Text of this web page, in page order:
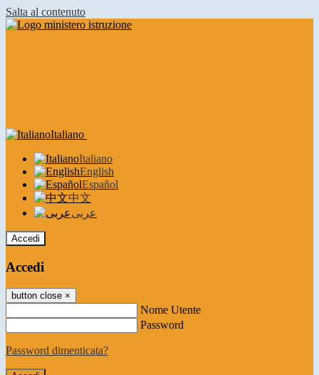
Salta al contenuto
Italiano
Italiano
English
Español
中文
عربى
Accedi
Accedi
button close ×
Nome Utente
Password
Password dimenticata?